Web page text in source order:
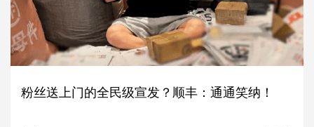
粉丝送上门的全民级宣发？顺丰：通通笑纳！